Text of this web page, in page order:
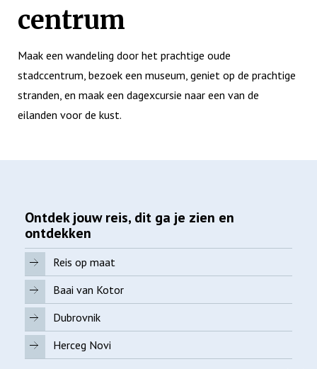
centrum
Maak een wandeling door het prachtige oude
stadccentrum, bezoek een museum, geniet op de prachtige
stranden, en maak een dagexcursie naar een van de
eilanden voor de kust.
Ontdek jouw reis, dit ga je zien en
ontdekken
Reis op maat
Baai van Kotor
Dubrovnik
Herceg Novi